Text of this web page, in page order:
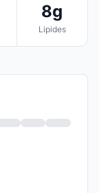
8g
Lipides